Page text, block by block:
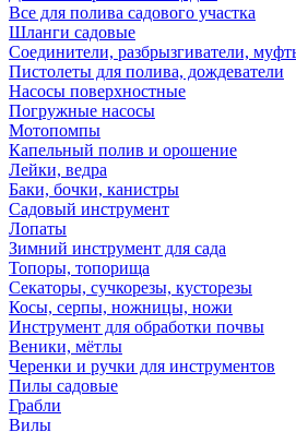
Все для полива садового участка
Шланги садовые
Соединители, разбрызгиватели,
Пистолеты для полива, дождеватели
Насосы поверхностные
Погружные насосы
Мотопомпы
Капельный полив и орошение
Лейки, ведра
Баки, бочки, канистры
Садовый инструмент
Лопаты
Зимний инструмент для сада
Топоры, топорища
Секаторы, сучкорезы, кусторезы
Косы, серпы, ножницы, ножи
Инструмент для обработки почвы
Веники, мётлы
Черенки и ручки для инструментов
Пилы садовые
Грабли
Вилы